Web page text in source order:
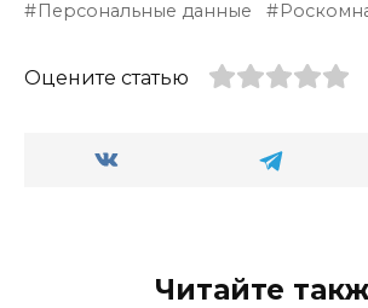
Персональные данные
Оцените статью
Читайте